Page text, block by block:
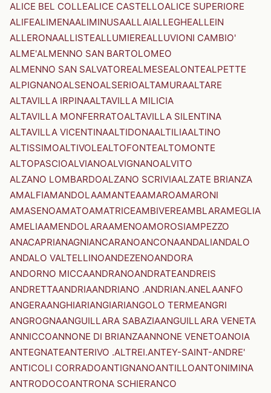
ALICE BEL COLLEALICE CASTELLOALICE SUPERIORE
ALIFEALIMENAALIMINUSAALLAIALLEGHEALLEIN
ALLERONAALLISTEALLUMIEREALLUVIONI CAMBIO'
ALME'ALMENNO SAN BARTOLOMEO
ALMENNO SAN SALVATOREALMESEALONTEALPETTE
ALPIGNANOALSENOALSERIOALTAMURAALTARE
ALTAVILLA IRPINAALTAVILLA MILICIA
ALTAVILLA MONFERRATOALTAVILLA SILENTINA
ALTAVILLA VICENTINAALTIDONAALTILIAALTINO
ALTISSIMOALTIVOLEALTOFONTEALTOMONTE
ALTOPASCIOALVIANOALVIGNANOALVITO
ALZANO LOMBARDOALZANO SCRIVIAALZATE BRIANZA
AMALFIAMANDOLAAMANTEAAMAROAMARONI
AMASENOAMATOAMATRICEAMBIVEREAMBLARAMEGLIA
AMELIAAMENDOLARAAMENOAMOROSIAMPEZZO
ANACAPRIANAGNIANCARANOANCONAANDALIANDALO
ANDALO VALTELLINOANDEZENOANDORA
ANDORNO MICCAANDRANOANDRATEANDREIS
ANDRETTAANDRIAANDRIANO .ANDRIAN.ANELAANFO
ANGERAANGHIARIANGIARIANGOLO TERMEANGRI
ANGROGNAANGUILLARA SABAZIAANGUILLARA VENETA
ANNICCOANNONE DI BRIANZAANNONE VENETOANOIA
ANTEGNATEANTERIVO .ALTREI.ANTEY-SAINT-ANDRE'
ANTICOLI CORRADOANTIGNANOANTILLOANTONIMINA
ANTRODOCOANTRONA SCHIERANCO